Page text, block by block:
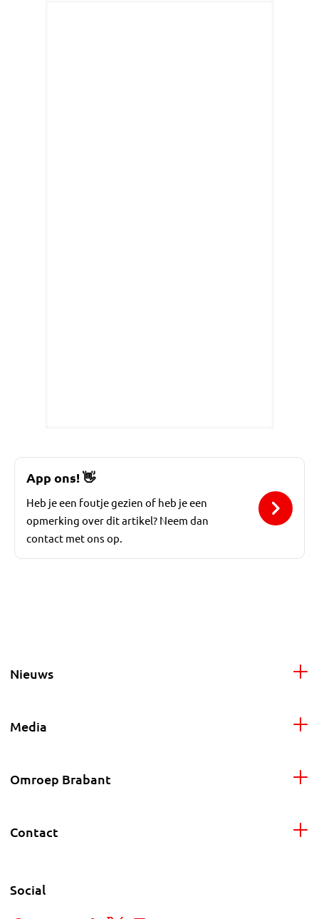
App ons!👋
Heb je een foutje gezien of heb je een
opmerking over dit artikel? Neem dan
contact met ons op.
Nieuws
Media
Omroep Brabant
Contact
Social